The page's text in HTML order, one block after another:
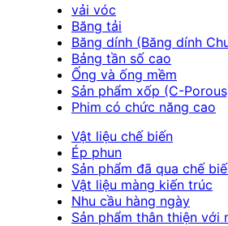
vải vóc
Băng tải
Băng dính (Băng dính
Bảng tần số cao
Ống và ống mềm
Sản phẩm xốp (C-
Phim có chức năng cao
Vật liệu chế biến
Ép phun
Sản phẩm đã qua chế
Vật liệu màng kiến trúc
Nhu cầu hàng ngày
Sản phẩm thân thiện với